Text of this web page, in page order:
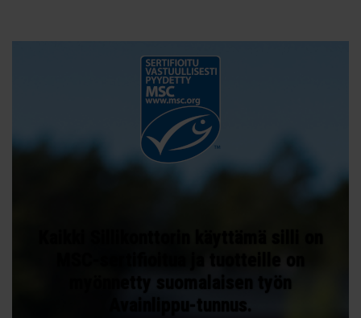
Avainlippu-tunnus.